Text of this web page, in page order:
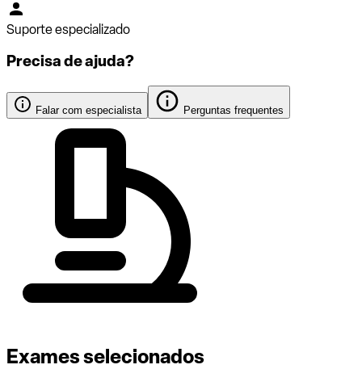
Suporte especializado
Precisa de ajuda?
Falar com especialista Perguntas frequentes
Exames selecionados